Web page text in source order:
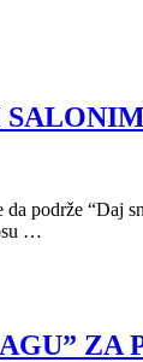
podrže “Daj
…